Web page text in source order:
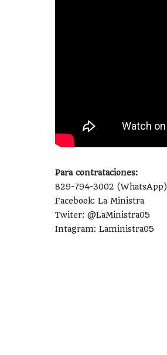
Para contrataciones:
829-794-3002 (WhatsApp)
Facebook: La Ministra
Twiter: @LaMinistra05
Intagram: Laministra05